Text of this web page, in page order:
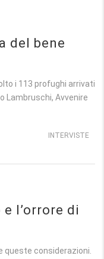
del bene
i 113 profughi arrivati
Lambruschi, Avvenire
INTERVISTE
l’orrore di
queste considerazioni.